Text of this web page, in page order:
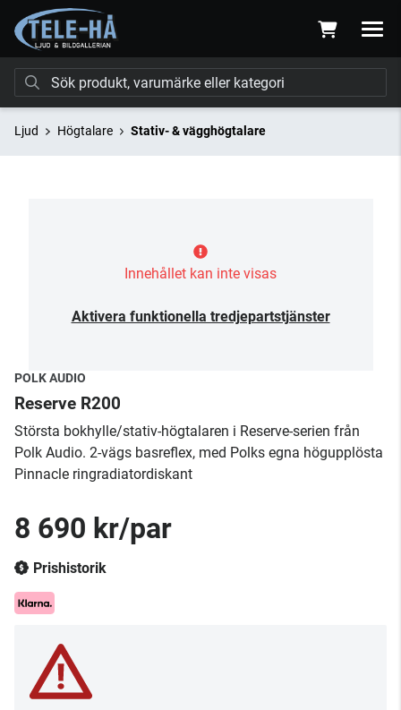
Ljud Högtalare Stativ- & vägghögtalare
Innehållet kan inte visas
Aktivera funktionella tredjepartstjänster
POLK AUDIO
Reserve R200
​Största bokhylle/stativ-högtalaren i Reserve-serien från
Polk Audio. 2-vägs basreflex, med Polks egna högupplösta
Pinnacle ringradiatordiskant
8 690 kr/par
Prishistorik